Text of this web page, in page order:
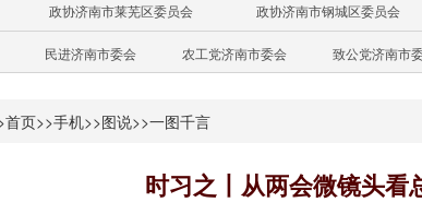
政协济南市莱芜区委员会 政协济南市钢城区委员会
民进济南市委会 农工党济南市委会 致公党济南市
首页>>手机>>图说>>一图千言
时习之丨从两会微镜头看